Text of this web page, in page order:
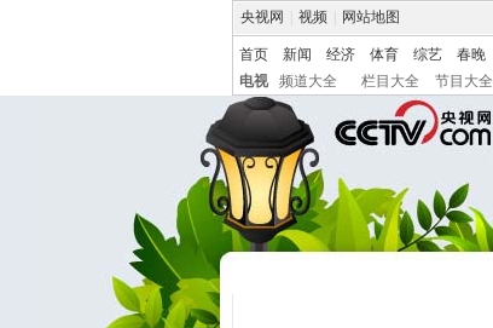
央视网 视频 网站地图
首页 新闻 经济 体育 综艺 春晚
电视
频道大全 栏目大全 节目大全